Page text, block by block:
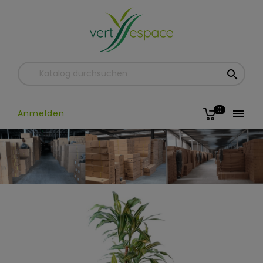


0
Anmelden